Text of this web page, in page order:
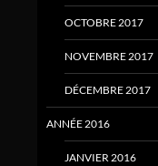
OCTOBRE 2017
NOVEMBRE 2017
DÉCEMBRE 2017
ANNÉE 2016
JANVIER 2016